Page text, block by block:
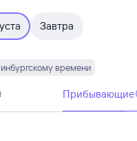
Завтра
времени
Прибывающие